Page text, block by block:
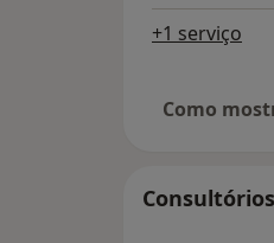
+1 serviço
Como